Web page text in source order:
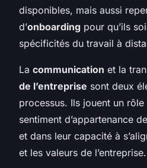
disponibles, mais aussi
d’onboarding pour qu’ils
spécificités du travail à
La communication et la
de l’entreprise sont deux
processus. Ils jouent un
sentiment d’appartenance
et dans leur capacité à
et les valeurs de l’entreprise.